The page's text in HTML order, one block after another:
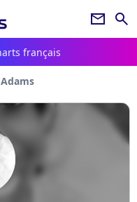
newsletter search
français